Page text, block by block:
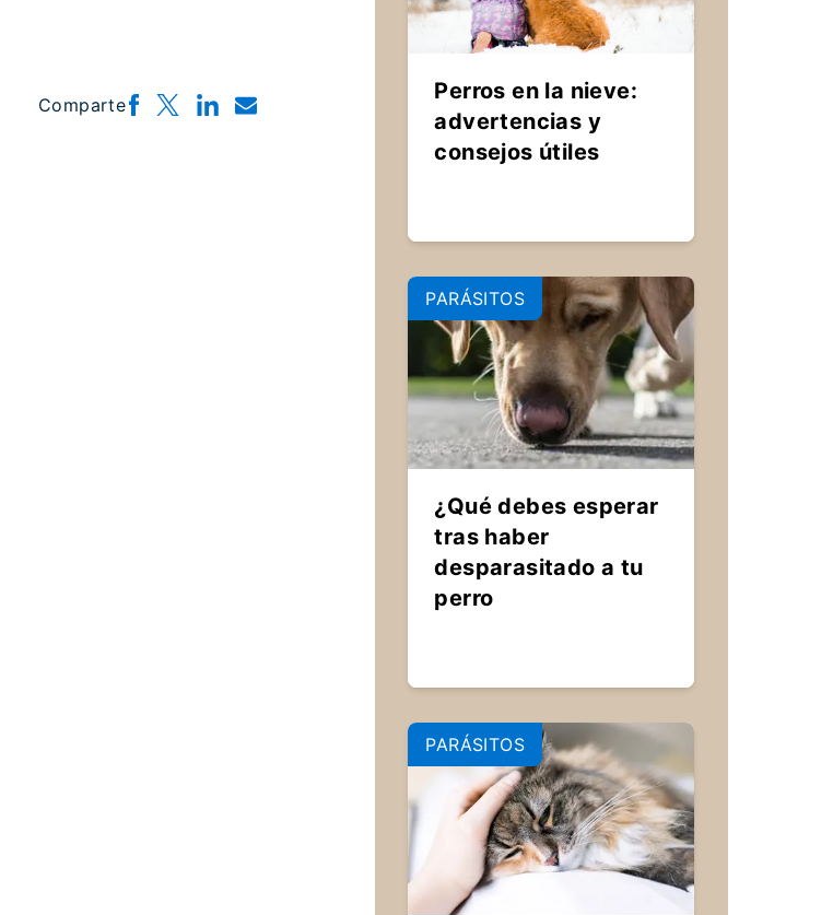
Comparte
Perros en la nieve:
advertencias y
consejos útiles
PARÁSITOS
¿Qué debes esperar
tras haber
desparasitado a tu
perro
PARÁSITOS